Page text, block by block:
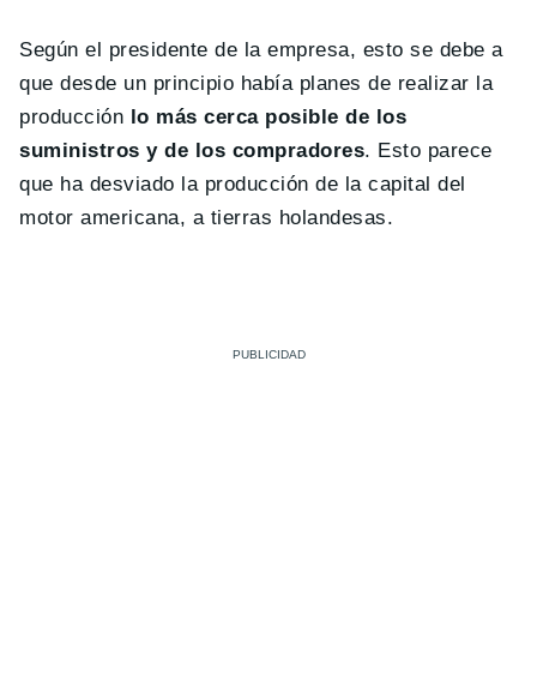
Según el presidente de la empresa, esto se debe a
que desde un principio había planes de realizar la
producción lo más cerca posible de los
suministros y de los compradores. Esto parece
que ha desviado la producción de la capital del
motor americana, a tierras holandesas.